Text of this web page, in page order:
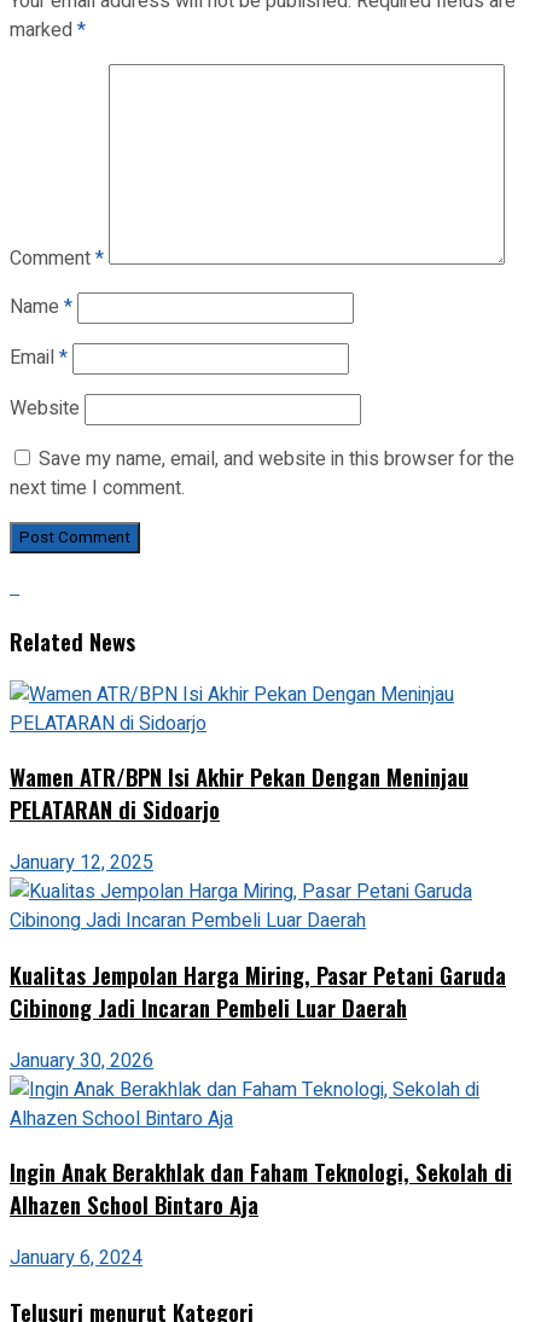
marked*
Comment*
Name *
Email*
Website
Save my name, email, and website in this browser for the
next time I comment.
Related News
Wamen ATR/BPN Isi Akhir Pekan Dengan Meninjau
PELATARAN di Sidoarjo
January 12, 2025
Kualitas Jempolan Harga Miring, Pasar Petani Garuda
Cibinong Jadi Incaran Pembeli Luar Daerah
January 30, 2026
Ingin Anak Berakhlak dan Faham Teknologi, Sekolah di
Alhazen School Bintaro Aja
January 6, 2024
Telusuri menurut Kategori